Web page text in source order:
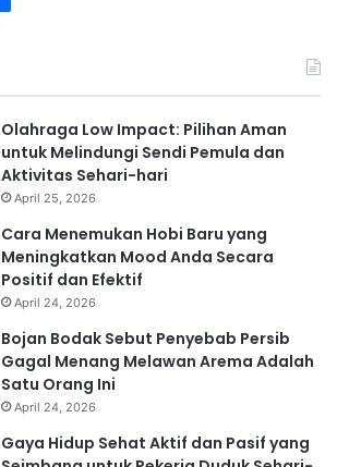
Olahraga Low Impact: Pilihan Aman
untuk Melindungi Sendi Pemula dan
Aktivitas Sehari-hari
April 25, 2026
Cara Menemukan Hobi Baru yang
Meningkatkan Mood Anda Secara
Positif dan Efektif
April 24, 2026
Bojan Bodak Sebut Penyebab Persib
Gagal Menang Melawan Arema Adalah
Satu Orang Ini
April 24, 2026
Gaya Hidup Sehat Aktif dan Pasif yang